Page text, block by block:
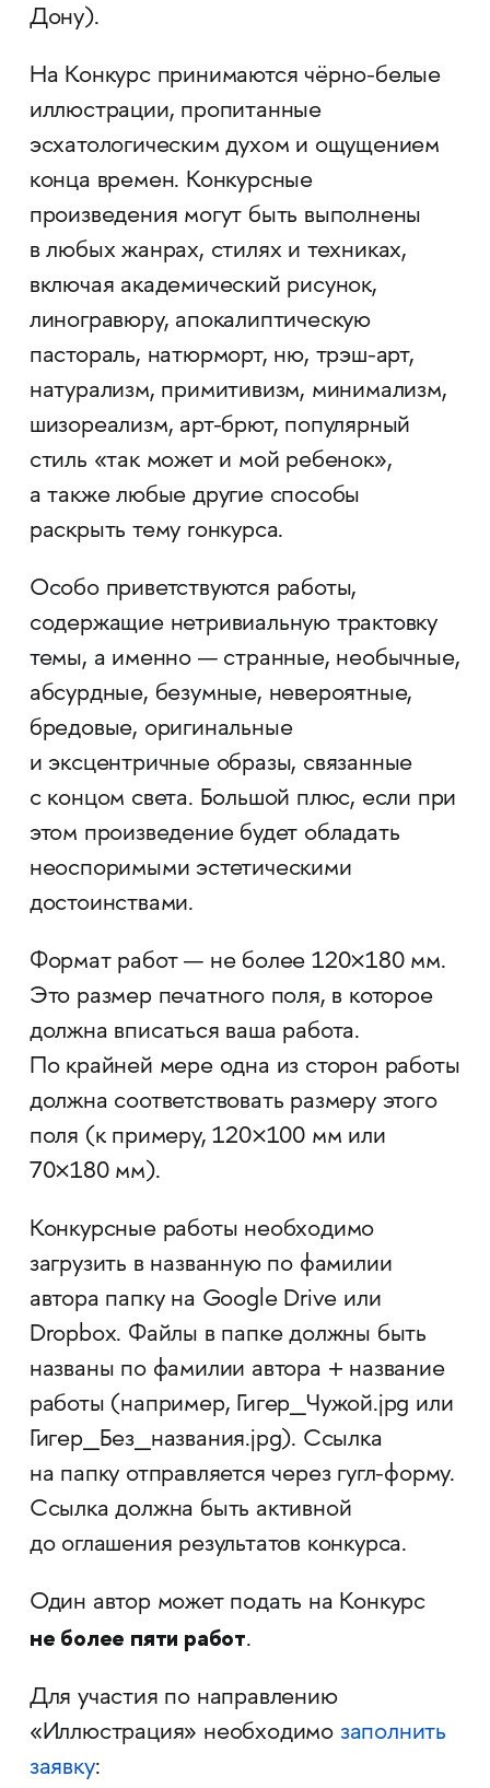
Дону).
На Конкурс принимаются чёрно-белые
иллюстрации, пропитанные
эсхатологическим духом и ощущением
конца времен. Конкурсные
произведения могут быть выполнены
в любых жанрах, стилях и техниках,
включая академический рисунок,
линогравюру, апокалиптическую
пастораль, натюрморт, ню, трэш-арт,
натурализм, примитивизм, минимализм,
шизореализм, арт-брют, популярный
стиль «так может и мой ребенок»,
а также любые другие способы
раскрыть тему rонкурса.
Особо приветствуются работы,
содержащие нетривиальную трактовку
темы, а именно — странные, необычные,
абсурдные, безумные, невероятные,
бредовые, оригинальные
и эксцентричные образы, связанные
с концом света. Большой плюс, если при
этом произведение будет обладать
неоспоримыми эстетическими
достоинствами.
Формат работ — не более 120×180 мм.
Это размер печатного поля, в которое
должна вписаться ваша работа.
По крайней мере одна из сторон работы
должна соответствовать размеру этого
поля (к примеру, 120×100 мм или
70×180 мм).
Конкурсные работы необходимо
загрузить в названную по фамилии
автора папку на Google Drive или
Dropbox. Файлы в папке должны быть
названы по фамилии автора + название
работы (например, Гигер_Чужой.jpg или
Гигер_Без_названия.jpg). Ссылка
на папку отправляется через гугл-форму.
Ссылка должна быть активной
до оглашения результатов конкурса.
Один автор может подать на Конкурс
не более пяти работ.
Для участия по направлению
«Иллюстрация» необходимо заполнить
заявку: